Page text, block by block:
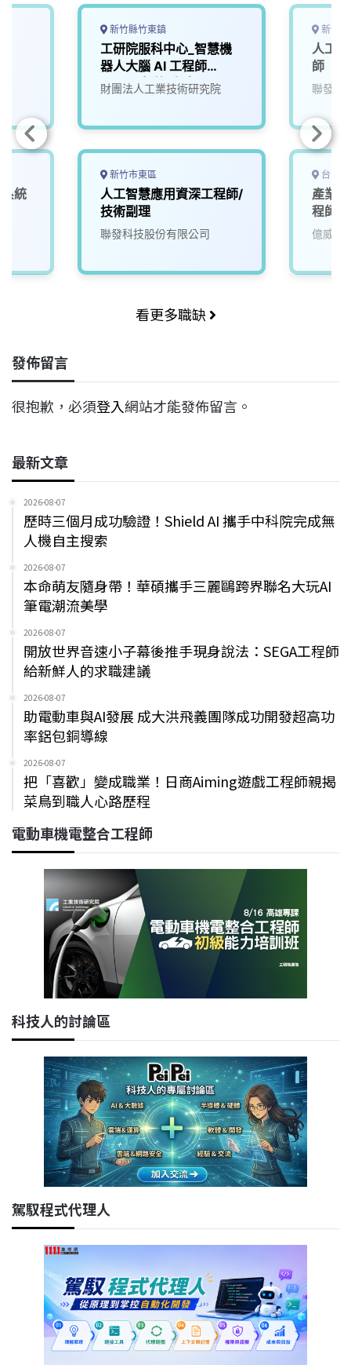
統
新竹縣竹東鎮
工研院服科中心_智慧機
器人大腦 AI 工程師
(A000新竹/台南)
財團法人工業技術研究院
新竹市東區
人工智慧應用資深工程師/
技術副理
聯發科技股份有限公司
新竹
人工
師
聯發科
台中
產業
程師
億威電
看更多職缺
發佈留言
很抱歉，必須登入網站才能發佈留言。
最新文章
2026-08-07
歷時三個月成功驗證！Shield AI 攜手中科院完成無
人機自主搜索
2026-08-07
本命萌友隨身帶！華碩攜手三麗鷗跨界聯名大玩AI
筆電潮流美學
2026-08-07
開放世界音速小子幕後推手現身說法：SEGA工程師
給新鮮人的求職建議
2026-08-07
助電動車與AI發展 成大洪飛義團隊成功開發超高功
率鋁包銅導線
2026-08-07
把「喜歡」變成職業！日商Aiming遊戲工程師親揭
菜鳥到職人心路歷程
電動車機電整合工程師
科技人的討論區
駕馭程式代理人